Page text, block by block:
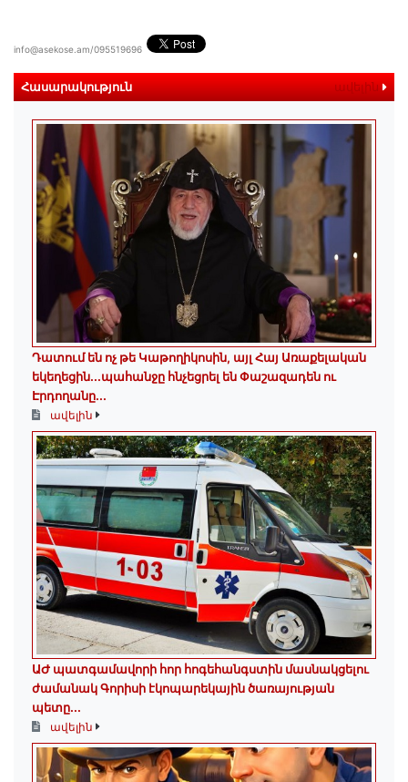
info@asekose.am/095519696
Հասարակություն ավելին
Դատում են ոչ թե Կաթողիկոսին, այլ Հայ Առաքելական
եկեղեցին․․․պահանջը հնչեցրել են Փաշազադեն ու
Էրդողանը․․․
ավելին
ԱԺ պատգամավորի հոր հոգեհանգստին մասնակցելու
ժամանակ Գորիսի էկոպարեկային ծառայության
պետը...
ավելին